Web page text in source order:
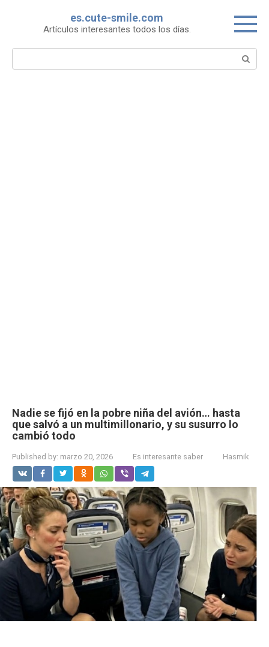
es.cute-smile.com
Artículos interesantes todos los días.
Search:
Nadie se fijó en la pobre niña del avión… hasta
que salvó a un multimillonario, y su susurro lo
cambió todo
Published by: marzo 20, 2026 Es interesante saber Hasmik